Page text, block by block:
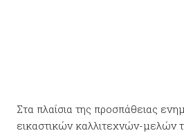
Στα πλαίσια της προσπάθειας
εικαστικών καλλιτεχνών-μελών